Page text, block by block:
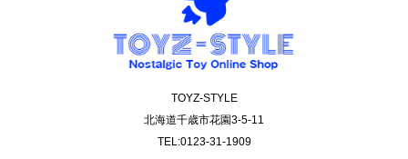
TOYZ-STYLE
北海道千歳市花園3-5-11
TEL:0123-31-1909